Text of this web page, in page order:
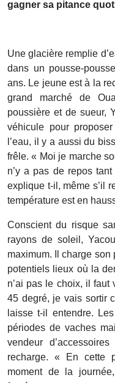
gagner sa pitance
Une glacière remplie
dans un pousse-
ans. Le jeune est à la
grand marché de
poussière et de sueur,
véhicule pour
l’eau, il y a aussi du
frêle. « Moi je marche
n’y a pas de repos
explique t-il, même s’il
température est en
Conscient du risque
rayons de soleil,
maximum. Il charge
potentiels lieux où la
n’ai pas le choix, il faut
45 degré, je vais sortir
laisse t-il entendre.
périodes de vaches
vendeur
recharge. « En cette
moment de la